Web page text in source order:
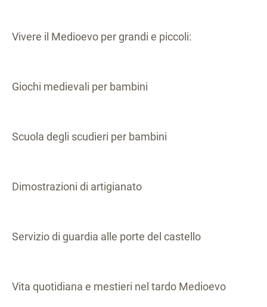
Vivere il Medioevo per grandi e piccoli:
Giochi medievali per bambini
Scuola degli scudieri per bambini
Dimostrazioni di artigianato
Servizio di guardia alle porte del castello
Vita quotidiana e mestieri nel tardo Medioevo